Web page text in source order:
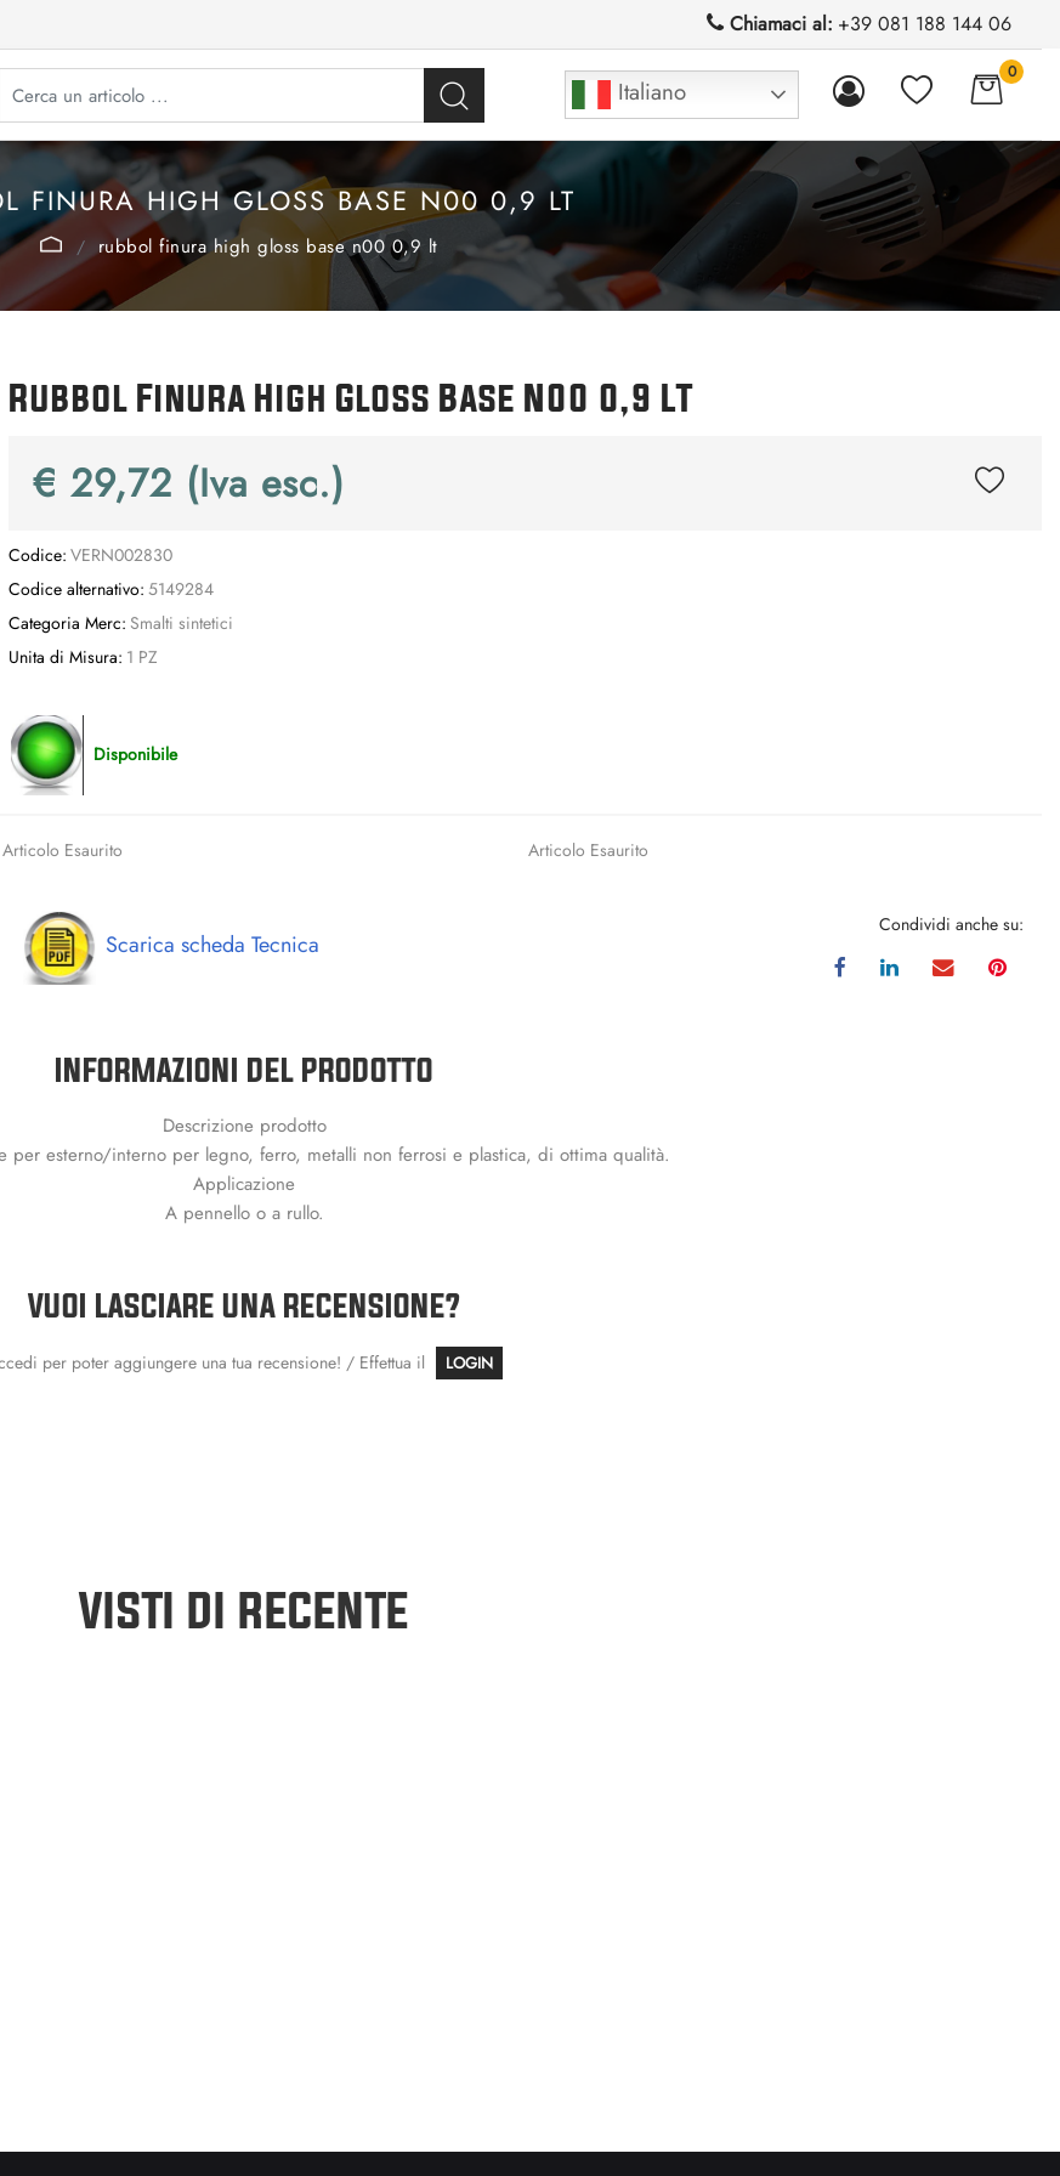
Chiamaci al: +39 081 188 144 06
Italiano
0
FINURA HIGH GLOSS BASE N00 0,9 LT
rubbol finura high gloss base n00 0,9 lt
Rubbol Finura High Gloss Base N00 0,9 LT
€ 29,72 (Iva esc.)
Codice: VERN002830
Codice alternativo: 5149284
Categoria Merc: Smalti sintetici
Unita di Misura: 1 PZ
Disponibile
Articolo Esaurito Articolo Esaurito
Scarica scheda Tecnica
Condividi anche su:
INFORMAZIONI DEL PRODOTTO
Descrizione prodotto
per esterno/interno per legno, ferro, metalli non ferrosi e plastica, di ottima qualità.
Applicazione
A pennello o a rullo.
VUOI LASCIARE UNA RECENSIONE?
per poter aggiungere una tua recensione! / Effettua il LOGIN
VISTI DI RECENTE